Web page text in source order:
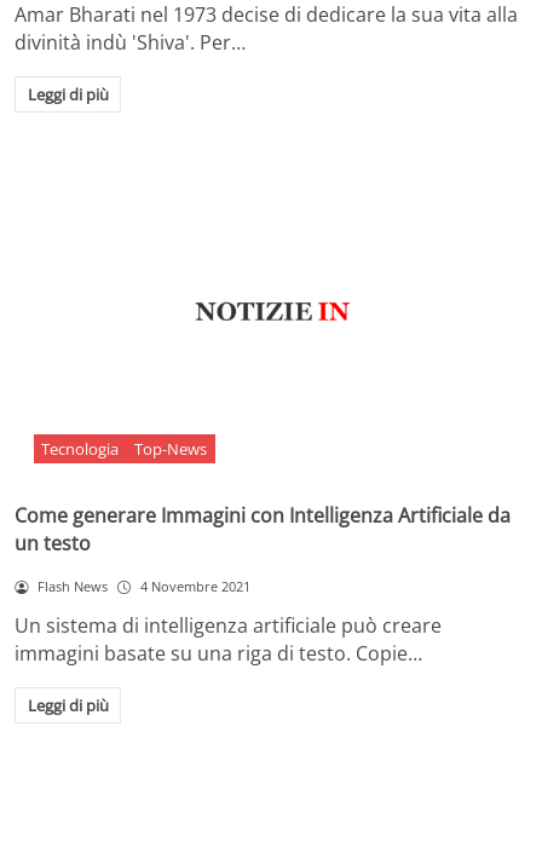
Amar Bharati nel 1973 decise di dedicare la sua vita alla
divinità indù 'Shiva'. Per…
Leggi di più
Tecnologia Top-News
Come generare Immagini con Intelligenza Artificiale da
un testo
Flash News 4 Novembre 2021
Un sistema di intelligenza artificiale può creare
immagini basate su una riga di testo. Copie…
Leggi di più